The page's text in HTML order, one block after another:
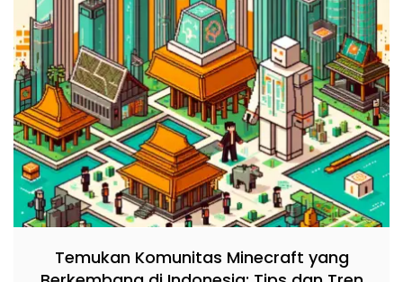
Temukan Komunitas Minecraft yang